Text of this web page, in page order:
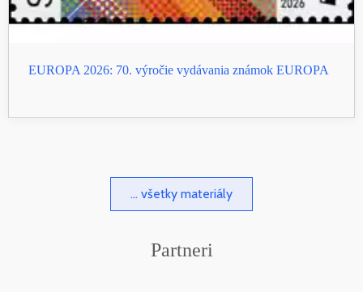
EUROPA 2026: 70. výročie vydávania známok EUROPA
... všetky materiály
Partneri